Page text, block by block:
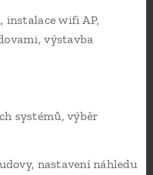
wifi AP,
výstavba
systémů, výběr
nastavení náhledu